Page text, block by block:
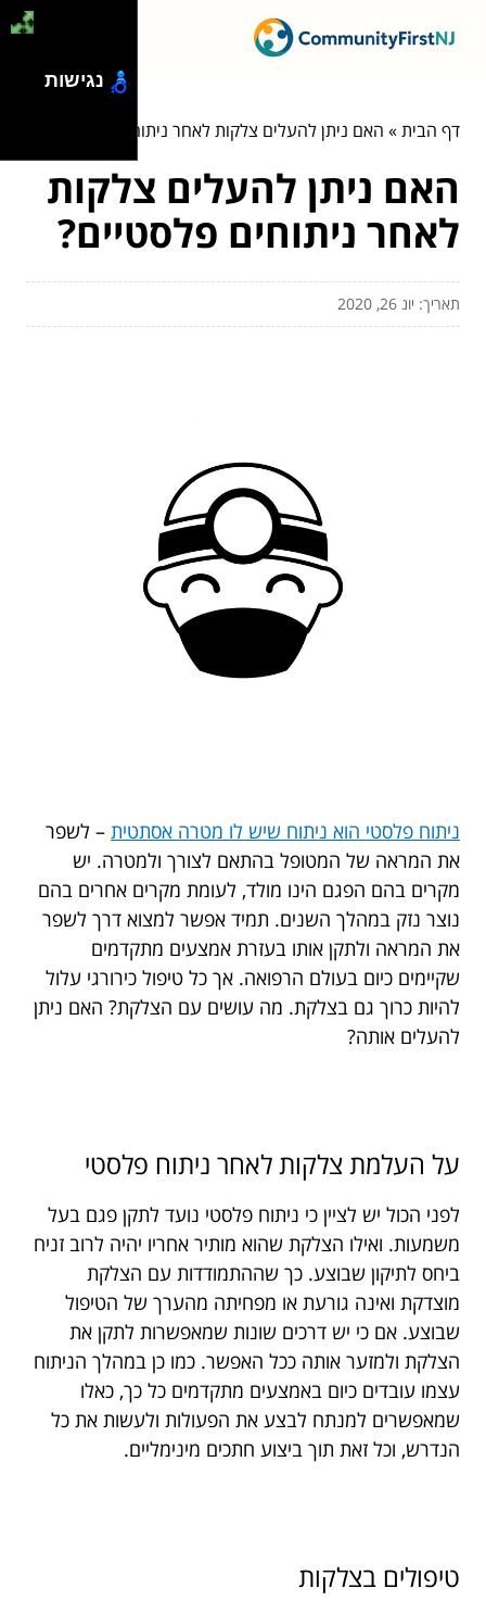
דף הבית» האם ניתן להעלים צלקות לאחר ניתוחים פלסטיים?
האם ניתן להעלים צלקות
לאחר ניתוחים פלסטיים?
תאריך: יונ 26, 2020
ניתוח פלסטי הוא ניתוח שיש לו מטרה אסתטית – לשפר
את המראה של המטופל בהתאם לצורך ולמטרה. יש
מקרים בהם הפגם הינו מולד, לעומת מקרים אחרים בהם
נוצר נזק במהלך השנים. תמיד אפשר למצוא דרך לשפר
את המראה ולתקן אותו בעזרת אמצעים מתקדמים
שקיימים כיום בעולם הרפואה. אך כל טיפול כירורגי עלול
להיות כרוך גם בצלקת. מה עושים עם הצלקת? האם ניתן
להעלים אותה?
על העלמת צלקות לאחר ניתוח פלסטי
לפני הכול יש לציין כי ניתוח פלסטי נועד לתקן פגם בעל
משמעות. ואילו הצלקת שהוא מותיר אחריו יהיה לרוב זניח
ביחס לתיקון שבוצע. כך שההתמודדות עם הצלקת
מוצדקת ואינה גורעת או מפחיתה מהערך של הטיפול
שבוצע. אם כי יש דרכים שונות שמאפשרות לתקן את
הצלקת ולמזער אותה ככל האפשר. כמו כן במהלך הניתוח
עצמו עובדים כיום באמצעים מתקדמים כל כך, כאלו
שמאפשרים למנתח לבצע את הפעולות ולעשות את כל
הנדרש, וכל זאת תוך ביצוע חתכים מינימליים.
טיפולים בצלקות
נגישות